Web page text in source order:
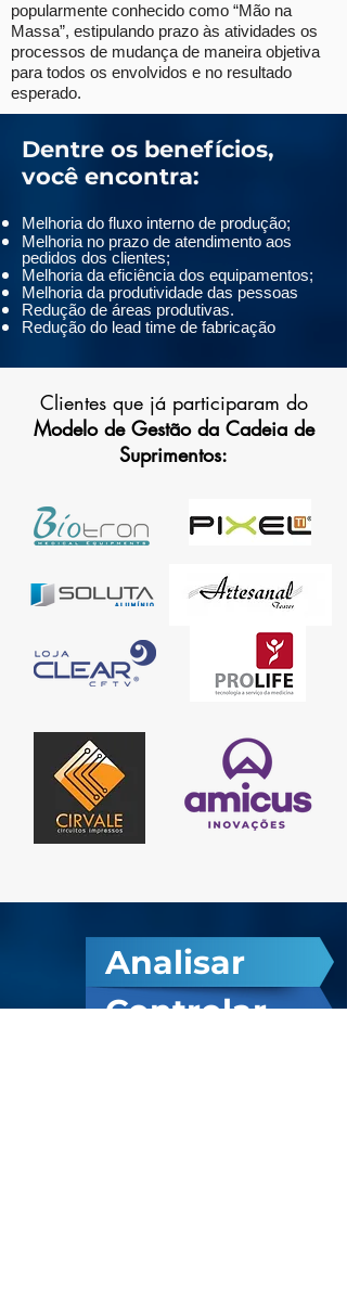
popularmente conhecido como “Mão na
Massa”, estipulando prazo às atividades os
processos de mudança de maneira objetiva
para todos os envolvidos e no resultado
esperado.
Dentre os benefícios,
você encontra:
Melhoria do fluxo interno de produção;
Melhoria no prazo de atendimento aos
pedidos dos clientes;
Melhoria da eficiência dos equipamentos;
Melhoria da produtividade das pessoas
Redução de áreas produtivas.
Redução do lead time de fabricação
Clientes que já participaram do
Modelo de Gestão da Cadeia de
Suprimentos:
Controlar
Analisar